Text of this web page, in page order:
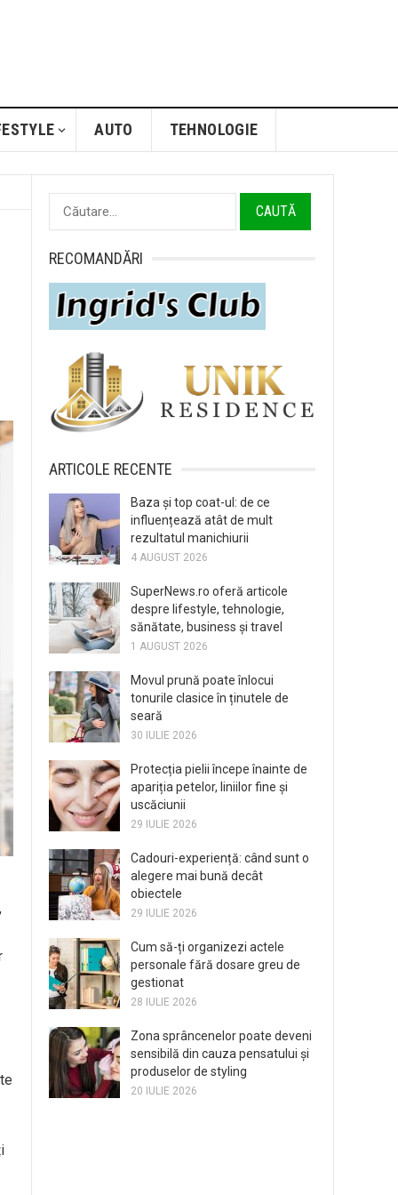
AUTO TEHNOLOGIE
Caută
după:
RECOMANDĂRI
ARTICOLE RECENTE
Baza și top coat-ul: de ce
influențează atât de mult
rezultatul manichiurii
4 AUGUST 2026
SuperNews.ro oferă articole
despre lifestyle, tehnologie,
sănătate, business și travel
1 AUGUST 2026
Movul prună poate înlocui
tonurile clasice în ținutele de
seară
30 IULIE 2026
Protecția pielii începe înainte de
apariția petelor, liniilor fine și
uscăciunii
29 IULIE 2026
Cadouri-experiență: când sunt o
alegere mai bună decât
obiectele
29 IULIE 2026
Cum să-ți organizezi actele
personale fără dosare greu de
gestionat
28 IULIE 2026
Zona sprâncenelor poate deveni
sensibilă din cauza pensatului și
produselor de styling
20 IULIE 2026